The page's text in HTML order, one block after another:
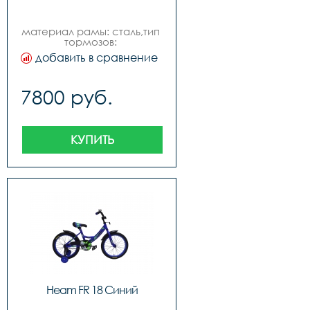
материал рамы: сталь,тип
тормозов:
ножной,диаметр колес: 20
добавить в сравнение
7800 руб.
КУПИТЬ
Heam FR 18 Синий